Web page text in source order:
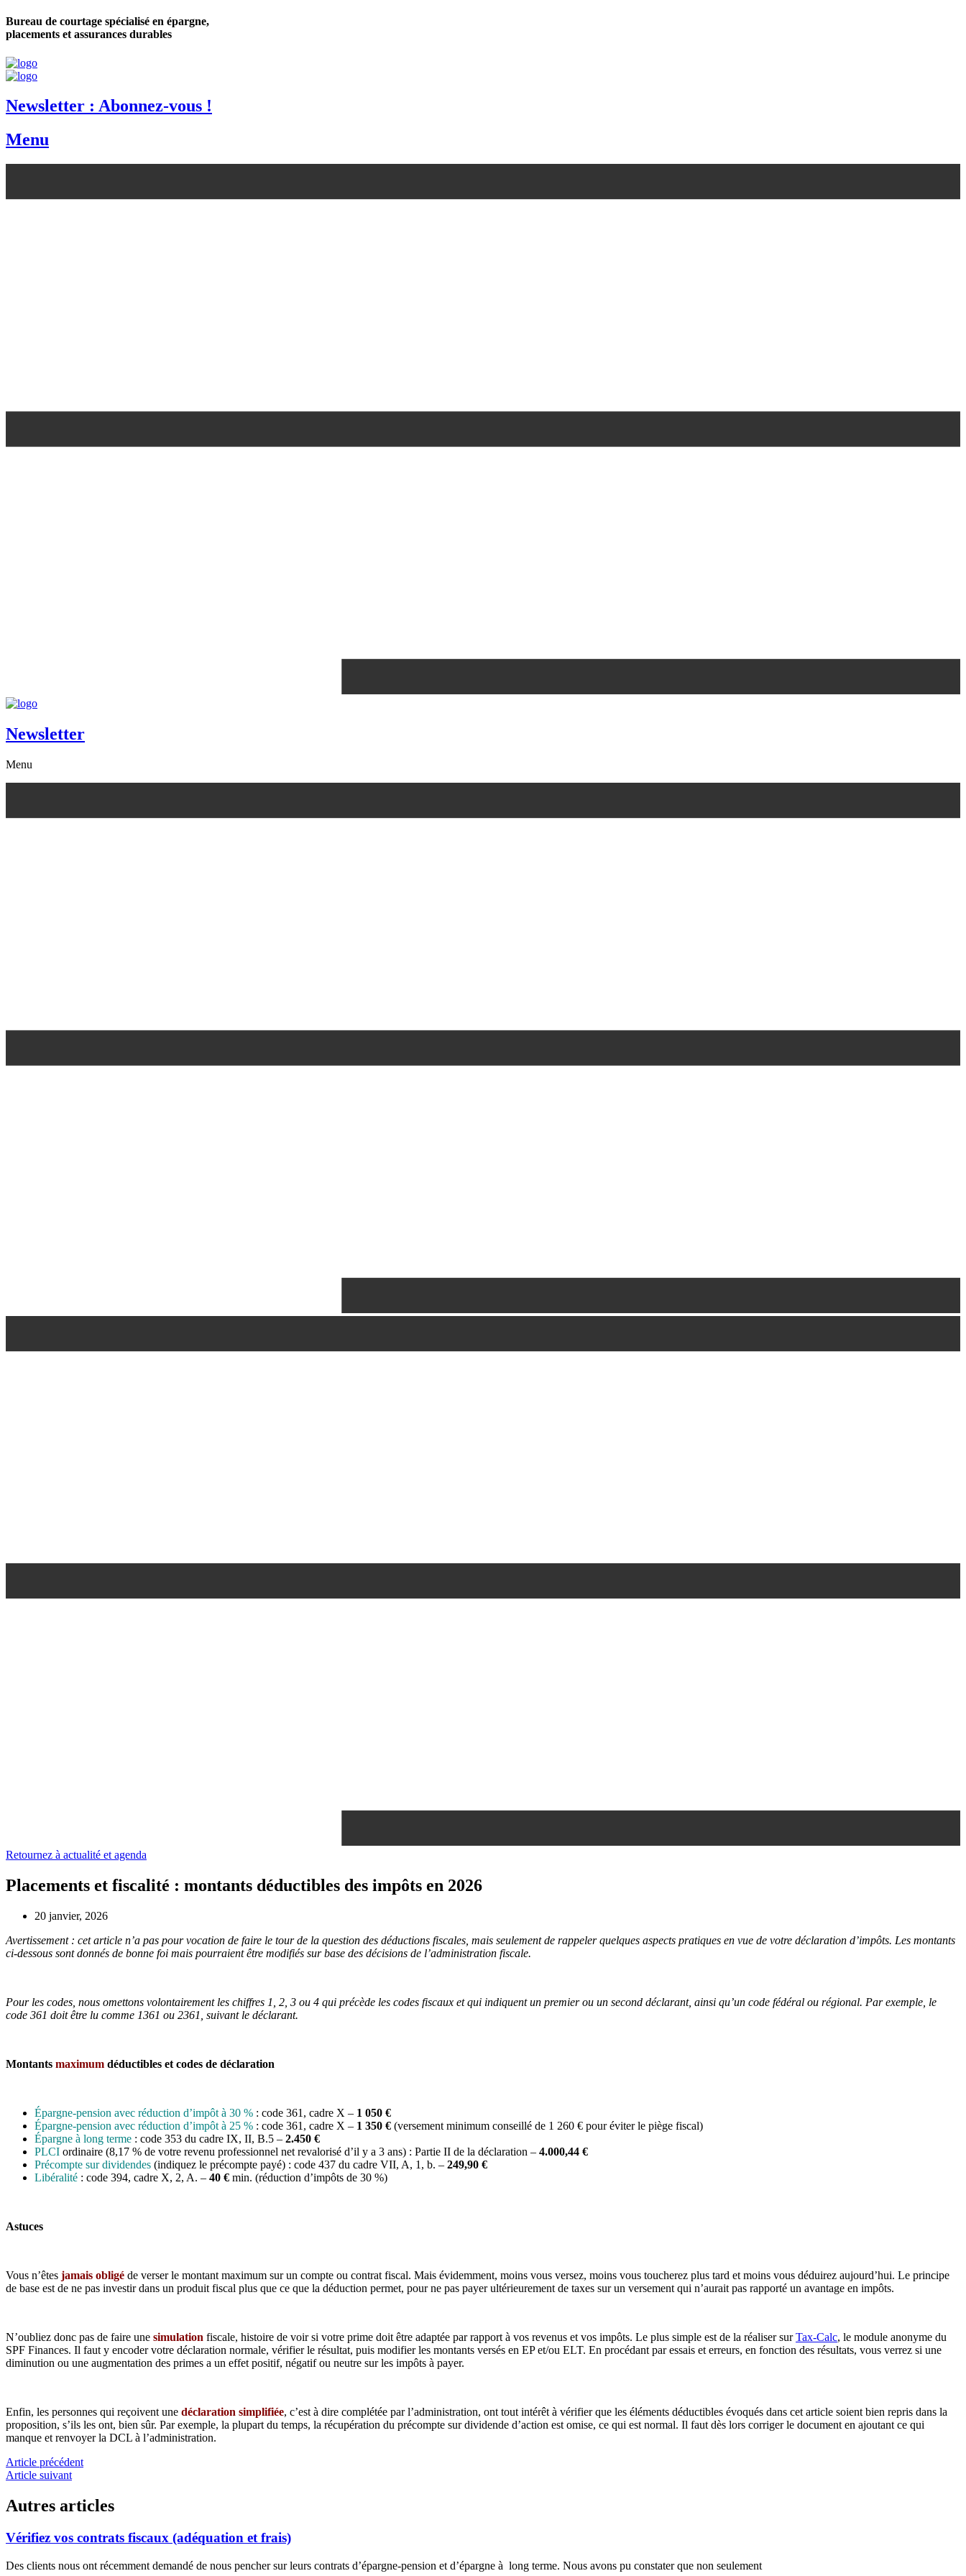
Bureau de courtage spécialisé en épargne,
placements et assurances durables
Newsletter : Abonnez-vous !
Menu
Newsletter
Menu
Retournez à actualité et agenda
Placements et fiscalité : montants déductibles des impôts en 2026
20 janvier, 2026
Avertissement : cet article n’a pas pour vocation de faire le tour de la question des déductions fiscales, mais seulement de rappeler quelques aspects pratiques en vue de votre déclaration d’impôts. Les montants
ci-dessous sont donnés de bonne foi mais pourraient être modifiés sur base des décisions de l’administration fiscale.
Pour les codes, nous omettons volontairement les chiffres 1, 2, 3 ou 4 qui précède les codes fiscaux et qui indiquent un premier ou un second déclarant, ainsi qu’un code fédéral ou régional. Par exemple, le
code 361 doit être lu comme 1361 ou 2361, suivant le déclarant.
Montants maximum déductibles et codes de déclaration
Épargne-pension avec réduction d’impôt à 30 % : code 361, cadre X – 1 050 €
Épargne-pension avec réduction d’impôt à 25 % : code 361, cadre X – 1 350 € (versement minimum conseillé de 1 260 € pour éviter le piège fiscal)
Épargne à long terme : code 353 du cadre IX, II, B.5 – 2.450 €
PLCI ordinaire (8,17 % de votre revenu professionnel net revalorisé d’il y a 3 ans) : Partie II de la déclaration – 4.000,44 €
Précompte sur dividendes (indiquez le précompte payé) : code 437 du cadre VII, A, 1, b. – 249,90 €
Libéralité : code 394, cadre X, 2, A. – 40 € min. (réduction d’impôts de 30 %)
Astuces
Vous n’êtes jamais obligé de verser le montant maximum sur un compte ou contrat fiscal. Mais évidemment, moins vous versez, moins vous toucherez plus tard et moins vous déduirez aujourd’hui. Le principe
de base est de ne pas investir dans un produit fiscal plus que ce que la déduction permet, pour ne pas payer ultérieurement de taxes sur un versement qui n’aurait pas rapporté un avantage en impôts.
N’oubliez donc pas de faire une simulation fiscale, histoire de voir si votre prime doit être adaptée par rapport à vos revenus et vos impôts. Le plus simple est de la réaliser surTax-Calc, le module anonyme du
SPF Finances. Il faut y encoder votre déclaration normale, vérifier le résultat, puis modifier les montants versés en EP et/ou ELT. En procédant par essais et erreurs, en fonction des résultats, vous verrez si une
diminution ou une augmentation des primes a un effet positif, négatif ou neutre sur les impôts à payer.
Enfin, les personnes qui reçoivent une déclaration simplifiée, c’est à dire complétée par l’administration, ont tout intérêt à vérifier que les éléments déductibles évoqués dans cet article soient bien repris dans la
proposition, s’ils les ont, bien sûr. Par exemple, la plupart du temps, la récupération du précompte sur dividende d’action est omise, ce qui est normal. Il faut dès lors corriger le document en ajoutant ce qui
manque et renvoyer la DCL à l’administration.
Article précédent
Article suivant
Autres articles
Vérifiez vos contrats fiscaux (adéquation et frais)
Des clients nous ont récemment demandé de nous pencher sur leurs contrats d’épargne-pension et d’épargne à long terme. Nous avons pu constater que non seulement